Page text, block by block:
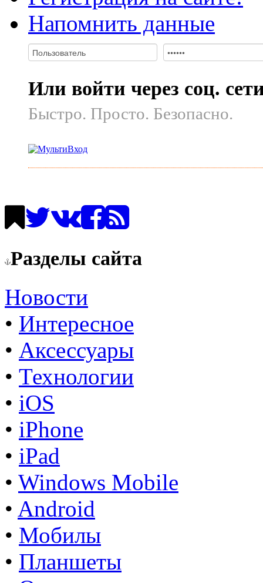
Напомнить данные
Или войти через соц.
Быстро. Просто. Безопасно.
Разделы сайта
Новости
• Интересное
• Аксессуары
• Технологии
• iOS
• iPhone
• iPad
• Windows Mobile
• Android
• Мобилы
• Планшеты